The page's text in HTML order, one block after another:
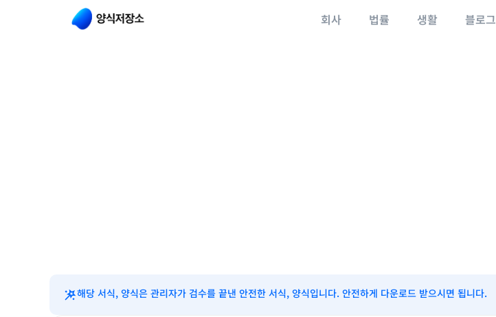
회사 법률 생활 블로그
해당 서식, 양식은 관리자가 검수를 끝낸 안전한 서식, 양식입니다. 안전하게 다운로드 받으시면 됩니다.